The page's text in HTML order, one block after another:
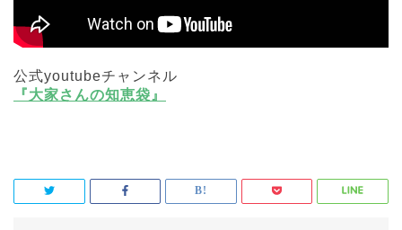
公式youtubeチャンネル
『大家さんの知恵袋』